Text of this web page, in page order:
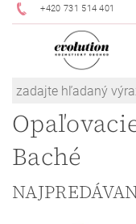
+420 731 514 401
Baché